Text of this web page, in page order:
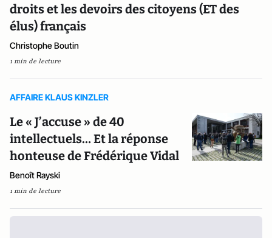
droits et les devoirs des citoyens (ET des
élus) français
Christophe Boutin
1 min de lecture
AFFAIRE KLAUS KINZLER
Le « J’accuse » de 40
intellectuels… Et la réponse
honteuse de Frédérique Vidal
Benoît Rayski
1 min de lecture